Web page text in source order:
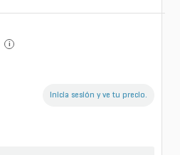
i
Inicia sesión y ve tu precio.